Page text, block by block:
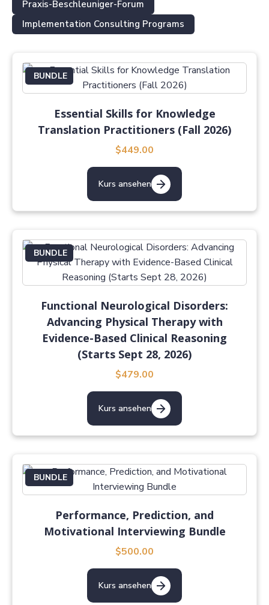
Praxis-Beschleuniger-Forum
Implementation Consulting Programs
BUNDLE
Essential Skills for Knowledge
Translation Practitioners (Fall 2026)
$449.00
Kurs ansehen
BUNDLE
Functional Neurological Disorders:
Advancing Physical Therapy with
Evidence-Based Clinical Reasoning
(Starts Sept 28, 2026)
$479.00
Kurs ansehen
BUNDLE
Performance, Prediction, and
Motivational Interviewing Bundle
$500.00
Kurs ansehen